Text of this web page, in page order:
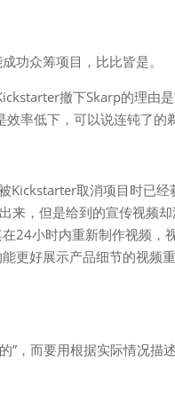
功众筹项目，比比皆是。
撤下Skarp的理由
率低下，可以说连钝了的
Kickstarter取消项目时已经
来，但是给到的宣传视频
24小时内重新制作视频，
更好展示产品细节的视频
”，而要用根据实际情况描